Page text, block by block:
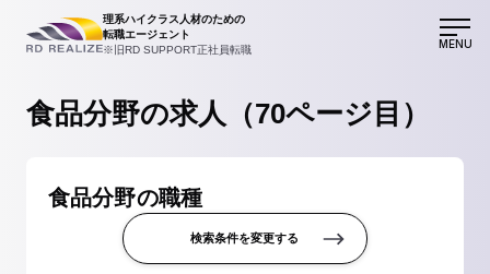
理系ハイクラス人材のための
転職エージェント
※旧RD SUPPORT正社員転職
MENU
食品分野の求人（70ページ目）
食品分野の職種
検索条件を変更する